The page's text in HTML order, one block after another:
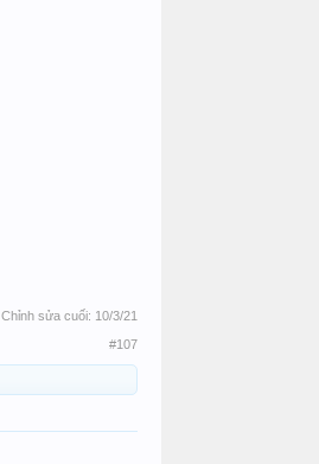
Chỉnh sửa cuối: 10/3/21
#107